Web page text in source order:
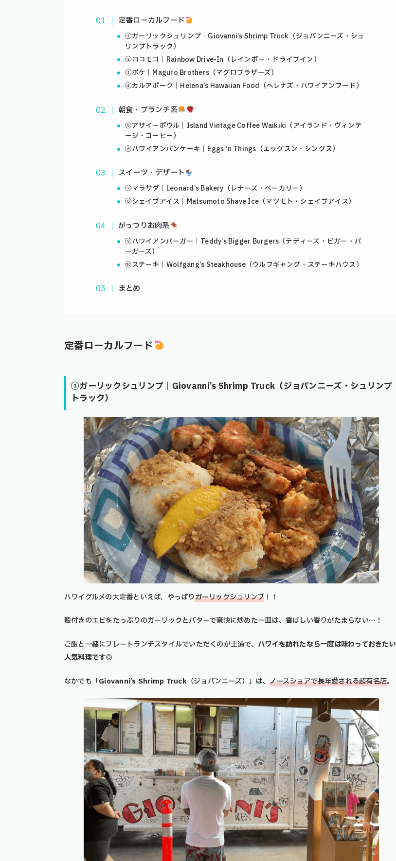
定番ローカルフード
①ガーリックシュリンプ｜Giovanni’s Shrimp Truck（ジョバンニーズ・シュ
リンプトラック）
②ロコモコ｜Rainbow Drive-In（レインボー・ドライブイン）
③ポケ｜Maguro Brothers（マグロブラザーズ）
④カルアポーク｜Helena’s Hawaiian Food（ヘレナズ・ハワイアンフード）
朝食・ブランチ系
⑤アサイーボウル｜Island Vintage Coffee Waikiki（アイランド・ヴィンテ
ージ・コーヒー）
⑥ハワイアンパンケーキ｜Eggs ‘n Things（エッグスン・シングス）
スイーツ・デザート
⑦マラサダ｜Leonard’s Bakery（レナーズ・ベーカリー）
⑧シェイブアイス｜Matsumoto Shave Ice（マツモト・シェイブアイス）
がっつりお肉系
⑨ハワイアンバーガー｜Teddy’s Bigger Burgers（テディーズ・ビガー・バ
ーガーズ）
⑩ステーキ｜Wolfgang’s Steakhouse（ウルフギャング・ステーキハウス）
まとめ
定番ローカルフード
①ガーリックシュリンプ｜Giovanni’s Shrimp Truck（ジョバンニーズ・シュリンプ
トラック）
ハワイグルメの大定番といえば、やっぱりガーリックシュリンプ ！！
殻付きのエビをたっぷりのガーリックとバターで豪快に炒めた一皿は、香ばしい香りがたまらない…！
ご飯と一緒にプレートランチスタイルでいただくのが王道で、 ハワイを訪れたなら一度は味わっておきたい
人気料理です◎
なかでも「Giovanni’s Shrimp Truck（ジョバンニーズ）」は、 ノースショアで長年愛される超有名店。